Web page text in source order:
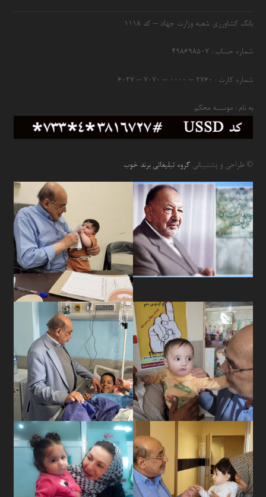
بانک کشاورزی شعبه وزارت جهاد – کد 1118
شماره حساب : ۴۹۸۶۹۸۵۰۷
شماره کارت : ۲۷۶۰ – ۰۰۰۰ – ۷۰۷۰ – ۶۰۳۷
به نام : موسسه محکم
© طراحی و پشتیبانیگروه تبلیغاتی برند خوب